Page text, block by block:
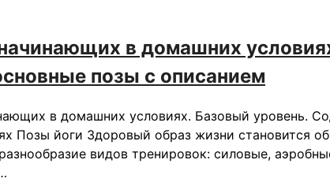
в домашних
позы с описанием
в домашних условиях. Базовый уровень.
Позы йоги Здоровый образ жизни становится
видов тренировок: силовые,